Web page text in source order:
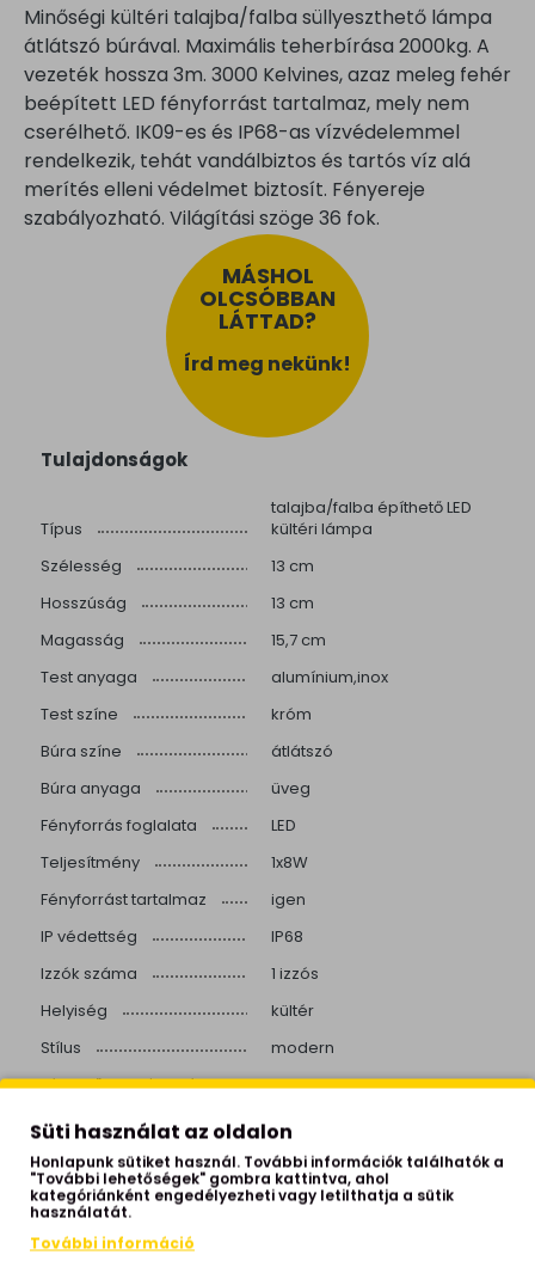
Minőségi kültéri talajba/falba süllyeszthető lámpa
átlátszó búrával. Maximális teherbírása 2000kg. A
vezeték hossza 3m. 3000 Kelvines, azaz meleg fehér
beépített LED fényforrást tartalmaz, mely nem
cserélhető. IK09-es és IP68-as vízvédelemmel
rendelkezik, tehát vandálbiztos és tartós víz alá
merítés elleni védelmet biztosít. Fényereje
szabályozható. Világítási szöge 36 fok.
MÁSHOL
OLCSÓBBAN
LÁTTAD?
Írd meg nekünk!
Tulajdonságok
Típus
talajba/falba építhető LED
kültéri lámpa
Szélesség
13 cm
Hosszúság
13 cm
Magasság
15,7 cm
Test anyaga
alumínium,inox
Test színe
króm
Búra színe
átlátszó
Búra anyaga
üveg
Fényforrás foglalata
LED
Teljesítmény
1x8W
Fényforrást tartalmaz
igen
IP védettség
IP68
Izzók száma
1 izzós
Helyiség
kültér
Stílus
modern
Fényerő szabályozós
igen
Beépített LED
igen
Színhőmérséklet
3000 Kelvin
Fényerő
672 lumen
Élettartam
Süti használat az oldalon
Honlapunk sütiket használ. További információk találhatók a
"További lehetőségek" gombra kattintva, ahol
kategóriánként engedélyezheti vagy letilthatja a sütik
használatát.
További információ